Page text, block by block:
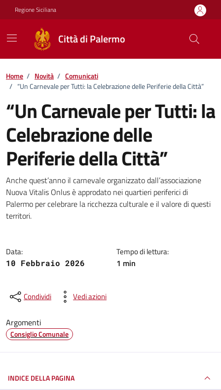
Vai ai contenuti
Vai al footer
Regione Siciliana
Città di Palermo
Home / Novità / Comunicati
/ “Un Carnevale per Tutti: la Celebrazione delle Periferie della Città”
“Un Carnevale per Tutti: la
Celebrazione delle
Periferie della Città”
Dettagli della notizia
Anche quest’anno il carnevale organizzato dall’associazione
Nuova Vitalis Onlus è approdato nei quartieri periferici di
Palermo per celebrare la ricchezza culturale e il valore di questi
territori.
Data:
10 Febbraio 2026
Tempo di lettura:
1 min
Condividi Vedi azioni
Argomenti
Consiglio Comunale
INDICE DELLA PAGINA